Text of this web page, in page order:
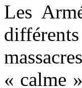
Les
« calme